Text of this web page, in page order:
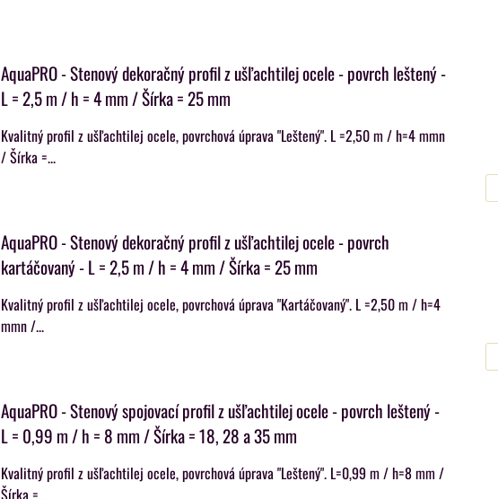
AquaPRO - Stenový dekoračný profil z ušľachtilej ocele - povrch leštený -
L = 2,5 m / h = 4 mm / Šírka = 25 mm
Kvalitný profil z ušľachtilej ocele, povrchová úprava "Leštený". L =2,50 m / h=4 mmn
/ Šírka =...
AquaPRO - Stenový dekoračný profil z ušľachtilej ocele - povrch
kartáčovaný - L = 2,5 m / h = 4 mm / Šírka = 25 mm
Kvalitný profil z ušľachtilej ocele, povrchová úprava "Kartáčovaný". L =2,50 m / h=4
mmn /...
AquaPRO - Stenový spojovací profil z ušľachtilej ocele - povrch leštený -
L = 0,99 m / h = 8 mm / Šírka = 18, 28 a 35 mm
Kvalitný profil z ušľachtilej ocele, povrchová úprava "Leštený". L=0,99 m / h=8 mm /
Šírka =...